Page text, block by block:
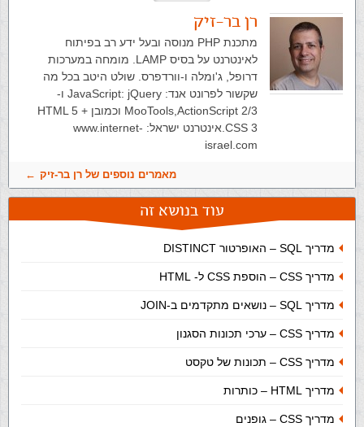
רן בר-זיק
מתכנת PHP מנוסה ובעל ידע רב בפיתוח
לאינטרנט על בסיס LAMP. מומחה במערכות
דרופל, ג'ומלה ו-וורדפרס. שולט היטב בכל מה
שקשור לפרונט אנד: JavaScript: jQuery ו-
MooTools,ActionScript 2/3 וכמובן HTML 5 +
CSS 3.אינטרנט ישראל: www.internet-
israel.com
מאמרים נוספים של רן בר-זיק
עוד בנושא זה
מדריך SQL – האופרטור DISTINCT
מדריך CSS – הוספת CSS ל- HTML
מדריך SQL – נושאים מתקדמים ב-JOIN
מדריך CSS – ערכי תכונות הסגנון
מדריך CSS – תכונות של טקסט
מדריך HTML – כותרות
מדריך CSS – גופנים